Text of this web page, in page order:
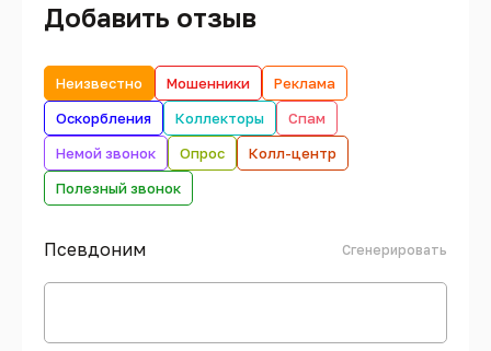
Добавить отзыв
Неизвестно Мошенники
Реклама
Оскорбления
Коллекторы
Спам
Немой звонок
Опрос
Колл-центр
Полезный звонок
Псевдоним Сгенерировать